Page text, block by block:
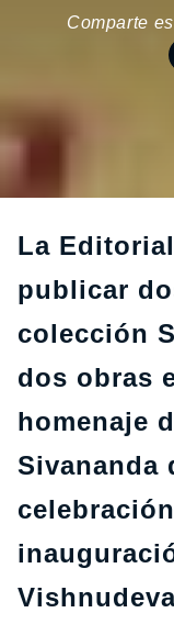
Comparte
La
publicar
colección
dos obras
homenaje
Sivananda